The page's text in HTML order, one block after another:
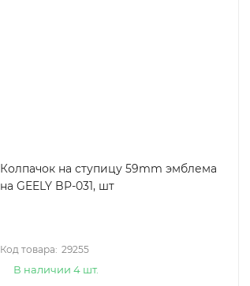
Колпачок на ступицу 59mm эмблема
на GEELY BP-031, шт
Код товара: 29255
В наличии 4 шт.